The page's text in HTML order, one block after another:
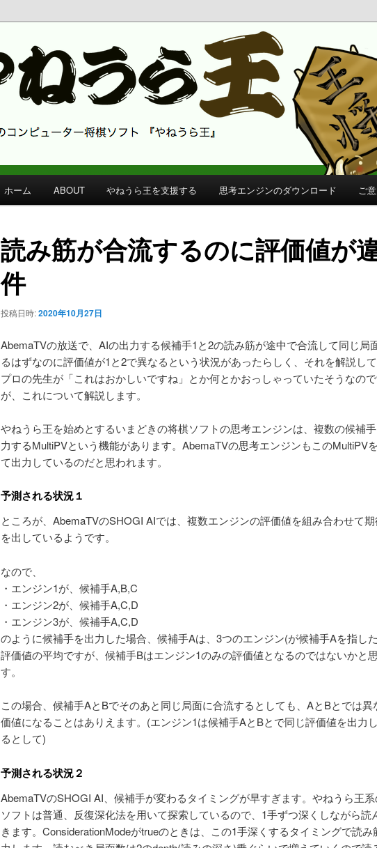
やねうら王 公式サイト
メ
ン
コ
テ
ン
ツ
へ
移
動
ホーム ABOUT やねうら王を支援する 思考エンジンのダウンロード ご
読み筋が合流するのに評価値が
件
投稿日時:2020年10月27日
AbemaTVの放送で、AIの出力する候補手1と2の読み筋が途中で合流して同じ局
るはずなのに評価値が1と2で異なるという状況があったらしく、それを解説し
プロの先生が「これはおかしいですね」とか何とかおっしゃっていたそうなの
が、これについて解説します。
やねうら王を始めとするいまどきの将棋ソフトの思考エンジンは、複数の候補
力するMultiPVという機能があります。AbemaTVの思考エンジンもこのMultiPV
て出力しているのだと思われます。
予測される状況１
ところが、AbemaTVのSHOGI AIでは、複数エンジンの評価値を組み合わせて
を出しているようです。
なので、
・エンジン1が、候補手A,B,C
・エンジン2が、候補手A,C,D
・エンジン3が、候補手A,C,D
のように候補手を出力した場合、候補手Aは、3つのエンジン(が候補手Aを指し
評価値の平均ですが、候補手Bはエンジン1のみの評価値となるのではないかと
す。
この場合、候補手AとBでそのあと同じ局面に合流するとしても、AとBとでは異
価値になることはありえます。(エンジン1は候補手AとBとで同じ評価値を出力
るとして)
予測される状況２
AbemaTVのSHOGI AI、候補手が変わるタイミングが早すぎます。やねうら王
ソフトは普通、反復深化法を用いて探索しているので、1手ずつ深くしながら読
きます。ConsiderationModeがtrueのときは、この1手深くするタイミングで読み